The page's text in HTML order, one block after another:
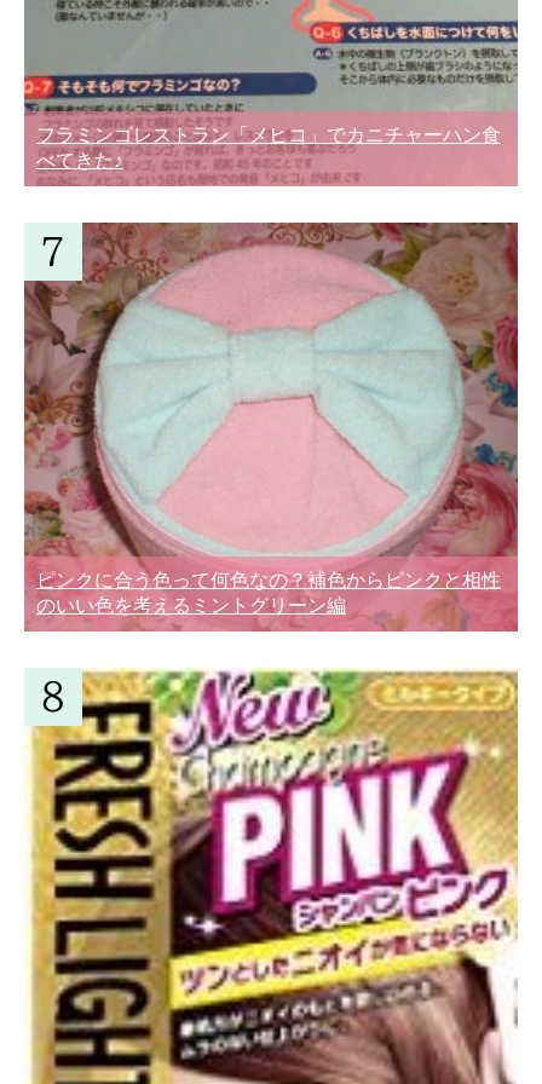
フラミンゴレストラン「メヒコ」でカニチャーハン食
べてきた♪
ピンクに合う色って何色なの？補色からピンクと相性
のいい色を考えるミントグリーン編